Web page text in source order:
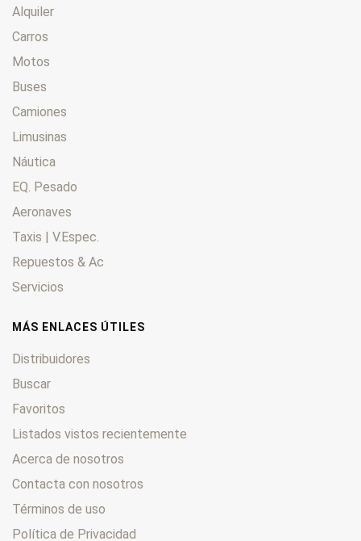
Alquiler
Carros
Motos
Buses
Camiones
Limusinas
Náutica
EQ. Pesado
Aeronaves
Taxis | V.Espec.
Repuestos & Ac
Servicios
MÁS ENLACES ÚTILES
Distribuidores
Buscar
Favoritos
Listados vistos recientemente
Acerca de nosotros
Contacta con nosotros
Términos de uso
Política de Privacidad